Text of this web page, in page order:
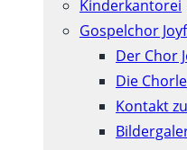
Kinderkantorei
Gospelchor
Der Chor
Die
Kontakt